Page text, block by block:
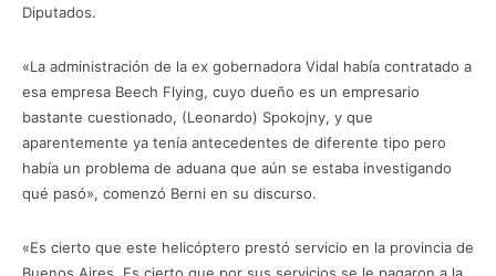
Diputados.
«La administración de la ex gobernadora Vidal había contratado a
esa empresa Beech Flying, cuyo dueño es un empresario
bastante cuestionado, (Leonardo) Spokojny, y que
aparentemente ya tenía antecedentes de diferente tipo pero
había un problema de aduana que aún se estaba investigando
qué pasó», comenzó Berni en su discurso.
«Es cierto que este helicóptero prestó servicio en la provincia de
Buenos Aires. Es cierto que por sus servicios se le pagaron a la